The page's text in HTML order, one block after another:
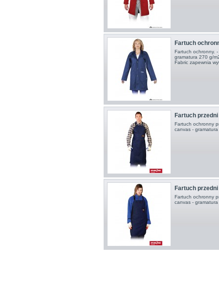
Fartuch
Fartuch ochronny.
gramatura 270 g/
Fabric zapewnia
Fartuch przedni
Fartuch ochronny
canvas -
Fartuch przedni
Fartuch ochronny
canvas -